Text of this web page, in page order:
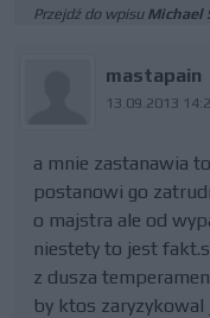
Przejdź do wpisu Michael
mastapain
13.09.2013
a mnie zastanawia
postanowi go
o majstra ale od
niestety to jest
z dusza
by ktos